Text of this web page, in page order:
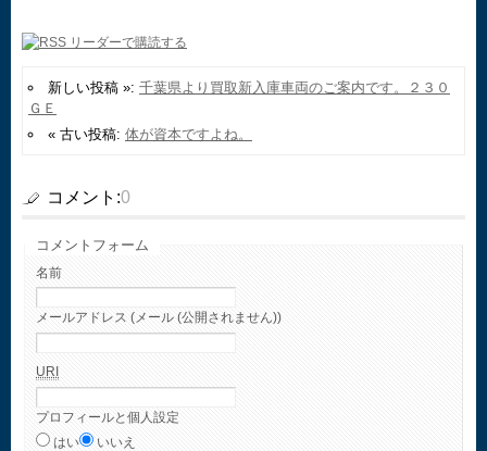
新しい投稿 »: 千葉県より買取新入庫車両のご案内です。２３０
ＧＥ
« 古い投稿: 体が資本ですよね。
コメント:0
コメントフォーム
名前
メールアドレス (メール (公開されません))
URI
プロフィールと個人設定
はい
いいえ